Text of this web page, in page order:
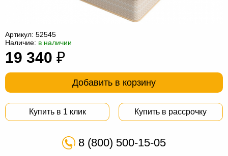
компьютер
для
ванной
Мебель
трансформер
Матрасы
мешки
Мебель
из
Садовая
Артикул: 52545
Наличие: в наличии
19 340 ₽
Добавить в корзину
Купить в 1 клик Купить в рассрочку
8 (800) 500-15-05